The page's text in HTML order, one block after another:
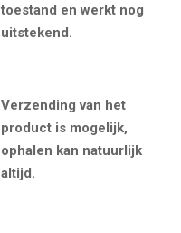
toestand en werkt nog
uitstekend.
Verzending van het
product is mogelijk,
ophalen kan natuurlijk
altijd.